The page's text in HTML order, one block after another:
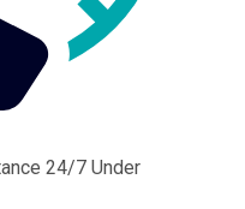
24/7 Under